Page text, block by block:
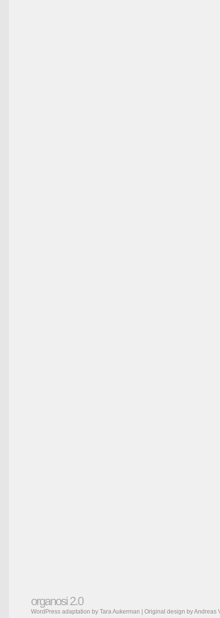
organosi 2.0
WordPress adaptation by Tara Aukerman | Original design byAndreas